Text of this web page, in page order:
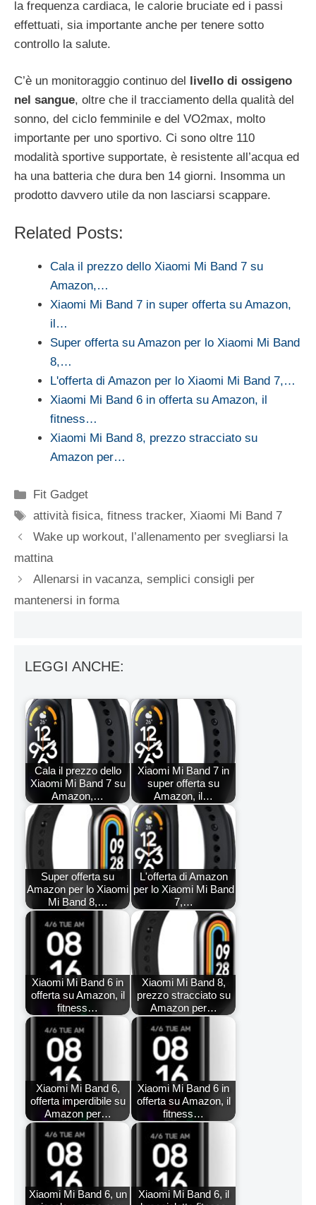
la frequenza cardiaca, le calorie bruciate ed i passi
effettuati, sia importante anche per tenere sotto
controllo la salute.
C’è un monitoraggio continuo del
livello di ossigeno
nel sangue, oltre che il tracciamento della qualità del
sonno, del ciclo femminile e del VO2max, molto
importante per uno sportivo. Ci sono oltre 110
modalità sportive supportate, è resistente all’acqua ed
ha una batteria che dura ben 14 giorni. Insomma un
prodotto davvero utile da non lasciarsi scappare.
Related Posts:
Cala il prezzo dello Xiaomi Mi Band 7 su
Amazon,…
Xiaomi Mi Band 7 in super offerta su Amazon,
il…
Super offerta su Amazon per lo Xiaomi Mi Band
8,…
L'offerta di Amazon per lo Xiaomi Mi Band 7,…
Xiaomi Mi Band 6 in offerta su Amazon, il
fitness…
Xiaomi Mi Band 8, prezzo stracciato su
Amazon per…
Categorie
Fit Gadget
Tag
attività fisica,fitness tracker,Xiaomi Mi Band 7
Wake up workout, l’allenamento per svegliarsi la
mattina
Allenarsi in vacanza, semplici consigli per
mantenersi in forma
LEGGI ANCHE:
Cala il prezzo dello
Xiaomi Mi Band 7 su
Amazon,…
Xiaomi Mi Band 7 in
super offerta su
Amazon, il…
Super offerta su
Amazon per lo Xiaomi
Mi Band 8,…
L'offerta di Amazon
per lo Xiaomi Mi Band
7,…
Xiaomi Mi Band 6 in
offerta su Amazon, il
fitness…
Xiaomi Mi Band 8,
prezzo stracciato su
Amazon per…
Xiaomi Mi Band 6,
offerta imperdibile su
Amazon per…
Xiaomi Mi Band 6 in
offerta su Amazon, il
fitness…
Xiaomi Mi Band 6, un
Xiaomi Mi Band 6, il